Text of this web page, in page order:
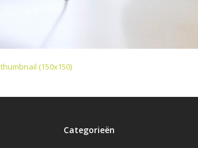
thumbnail (150x150)
Categorieën